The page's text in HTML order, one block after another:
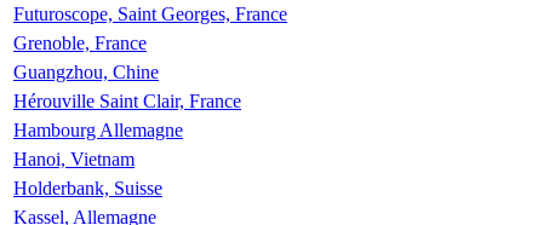
Futuroscope, Saint Georges, France
Grenoble, France
Guangzhou, Chine
Hérouville Saint Clair, France
Hambourg Allemagne
Hanoi, Vietnam
Holderbank, Suisse
Kassel, Allemagne